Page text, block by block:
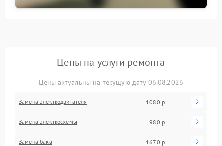
Цены на услуги ремонта
Цены актуальны на текущую дату 06.08.2026
Замена электродвигателя 1080 р
Замена электросхемы 980 р
Замена бака 1670 р